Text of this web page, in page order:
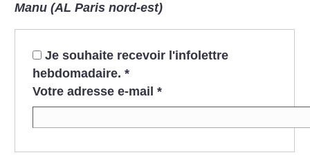
Manu (AL Paris nord-est)
Je souhaite recevoir l'infolettre
hebdomadaire. *
Votre adresse e-mail *